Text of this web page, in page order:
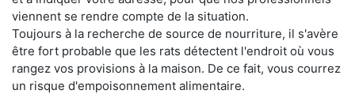
viennent se rendre compte de la situation.
Toujours à la recherche de source de nourriture, il s'avère
être fort probable que les rats détectent l'endroit où vous
rangez vos provisions à la maison. De ce fait, vous courrez
un risque d'empoisonnement alimentaire.